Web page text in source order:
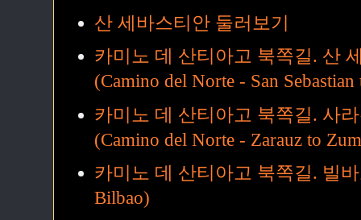
산 세바스티안 둘러보기
카미노 데 산티아고 북쪽길. 산
(Camino del Norte - San Sebastian
카미노 데 산티아고 북쪽길. 사
(Camino del Norte - Zarauz to
카미노 데 산티아고 북쪽길. 빌
Bilbao)